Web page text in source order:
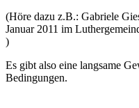
(Höre dazu z.B.: Gabriele
Januar 2011 im
)
Es gibt also eine langsame
Bedingungen.